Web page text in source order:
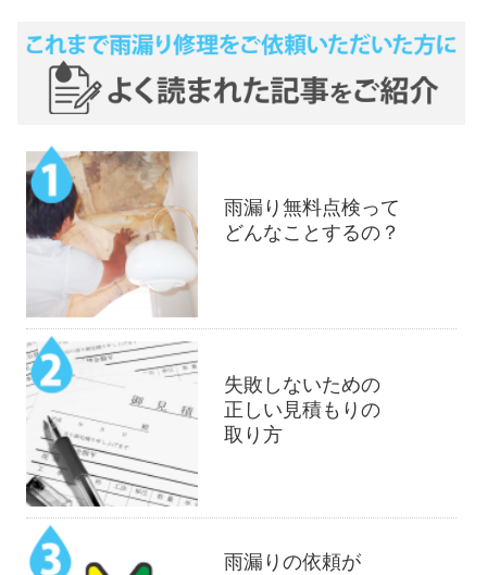
雨漏り無料点検って
どんなことするの？
失敗しないための
正しい見積もりの
取り方
雨漏りの依頼が